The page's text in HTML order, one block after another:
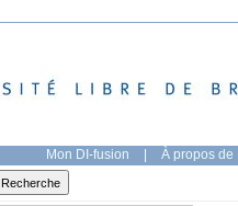
Mon DI-fusion | À propos de